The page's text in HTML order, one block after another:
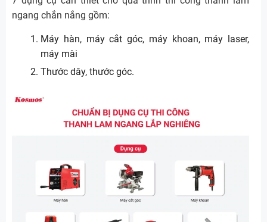
ngang chắn nắng gồm:
Máy hàn, máy cắt góc, máy khoan, máy laser,
máy mài
Thước dây, thước góc.